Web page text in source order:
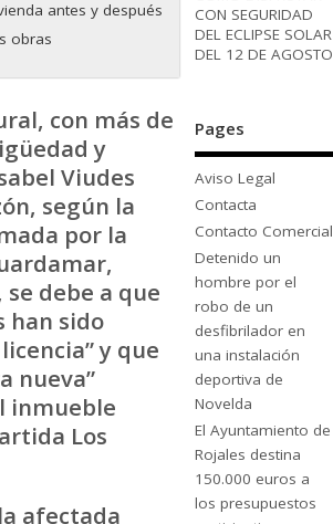
antes y después
obras
con más de
y
Viudes
según la
por la
debe a que
han sido
y que
nueva”
inmueble
Los
afectada
CON SEGURIDAD
DEL ECLIPSE SOLAR
DEL 12 DE AGOSTO
Pages
Aviso Legal
Contacta
Contacto Comercial
Detenido un
hombre por el
robo de un
desfibrilador en
una instalación
deportiva de
Novelda
El Ayuntamiento de
Rojales destina
150.000 euros a
los presupuestos